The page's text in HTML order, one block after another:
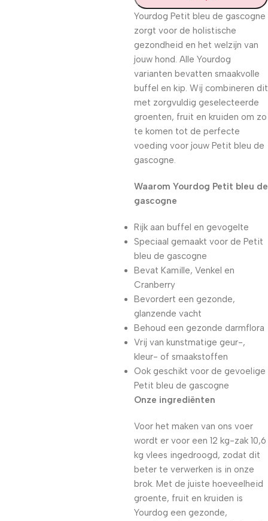
Yourdog Petit bleu de gascogne
zorgt voor de holistische
gezondheid en het welzijn van
jouw hond. Alle Yourdog
varianten bevatten smaakvolle
buffel en kip. Wij combineren dit
met zorgvuldig geselecteerde
groenten, fruit en kruiden om zo
te komen tot de perfecte
voeding voor jouw Petit bleu de
gascogne.
Waarom Yourdog Petit bleu de
gascogne
Rijk aan buffel en gevogelte
Speciaal gemaakt voor de Petit
bleu de gascogne
Bevat Kamille, Venkel en
Cranberry
Bevordert een gezonde,
glanzende vacht
Behoud een gezonde darmflora
Vrij van kunstmatige geur-,
kleur- of smaakstoffen
Ook geschikt voor de gevoelige
Petit bleu de gascogne
Onze ingrediënten
Voor het maken van ons voer
wordt er voor een 12 kg-zak 10,6
kg vlees ingedroogd, zodat dit
beter te verwerken is in onze
brok. Met de juiste hoeveelheid
groente, fruit en kruiden is
Yourdog een gezonde,